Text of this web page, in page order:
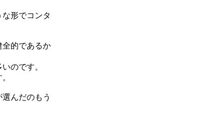
形でコンタ
的であるか
のです。
んだのもう